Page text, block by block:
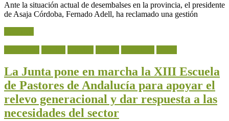
Ante la situación actual de desembalses en la provincia, el presidente
de Asaja Córdoba, Fernado Adell, ha reclamado una gestión
La Junta pone en marcha la XIII Escuela
de Pastores de Andalucía para apoyar el
relevo generacional y dar respuesta a las
necesidades del sector